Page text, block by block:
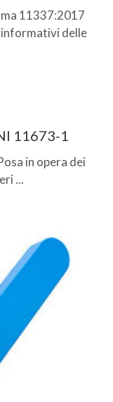
11337:2017
informativi delle
11673-1
in opera dei
...